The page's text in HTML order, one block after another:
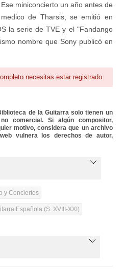
miniconcierto un año antes de
de Tharsis, se emitió en
la serie de TVE y el "Fandango
nombre que Sony publicó en
necesitas estar registrado
de la Guitarra solo tienen un
comercial. Si algún compositor,
motivo, considera que un archivo
vulnera los derechos de autor,
y Conciertos
Española (S. XVIII-XXI)